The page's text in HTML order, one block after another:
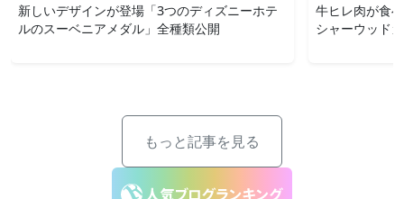
新しいデザインが登場「3つのディズニーホテ
ルのスーベニアメダル」全種類公開
牛ヒレ肉が食
シャーウッド
もっと記事を見る